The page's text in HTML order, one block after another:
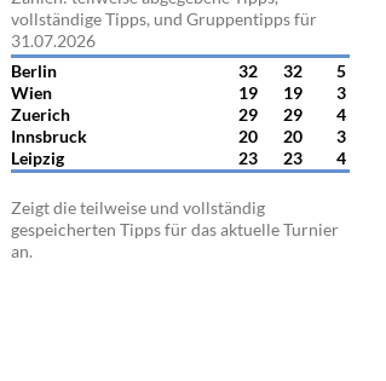
vollständige Tipps, und Gruppentipps für
31.07.2026
Berlin
32 32
5
Wien
19 19
3
Zuerich
29 29
4
Innsbruck
20 20
3
Leipzig
23 23 4
Zeigt die teilweise und vollständig
gespeicherten Tipps für das aktuelle Turnier
an.